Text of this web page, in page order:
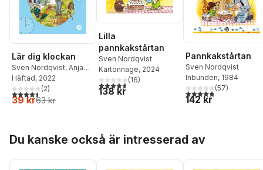
Lär dig klockan
Sven Nordqvist, Anja
Eriksson
Häftad, 2022
4,5utav 5 stjärnor. Totalt antal röster:
(2)
39 kr63 kr
Lilla
pannkakstårtan
Sven Nordqvist
Kartonnage, 2024
4,6utav 5 stjärnor. Totalt antal röster:
(16)
138 kr
Pannkakstårtan
Sven Nordqvist
Inbunden, 1984
4,8utav 5 stjärnor.
(57)
142 kr
Du kanske också är intresserad av